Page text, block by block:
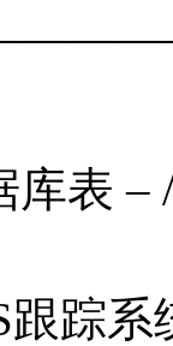
表 – /
踪系